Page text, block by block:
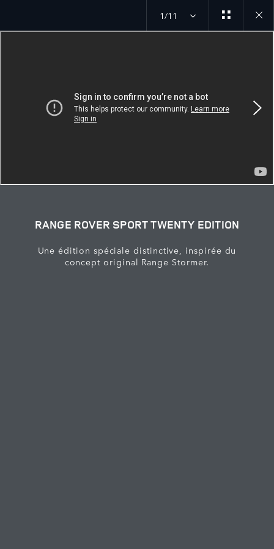
1/11
Close
RANGE ROVER SPORT TWENTY EDITION
Une édition spéciale distinctive, inspirée du
concept original Range Stormer.